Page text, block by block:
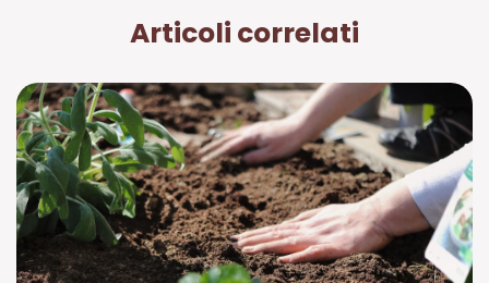
Articoli correlati